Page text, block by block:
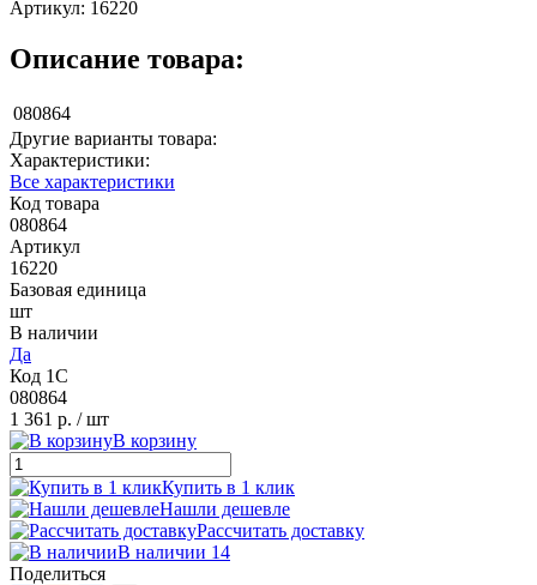
Артикул: 16220
Описание товара:
080864
Другие варианты товара:
Характеристики:
Все характеристики
Код товара
080864
Артикул
16220
Базовая единица
шт
В наличии
Да
Код 1С
080864
1 361 р. / шт
В корзину
Купить в 1 клик
Нашли дешевле
Рассчитать доставку
В наличии 14
Поделиться